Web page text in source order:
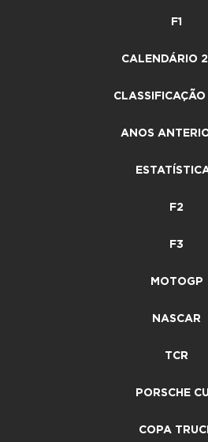
F1
CALENDÁRIO
ANOS
F2
F3
MOTOGP
NASCAR
TCR
PORSCHE
COPA